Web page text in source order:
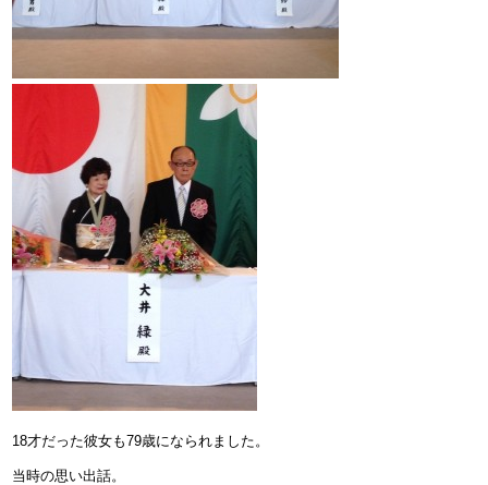
18才だった彼女も79歳になられました。
当時の思い出話。